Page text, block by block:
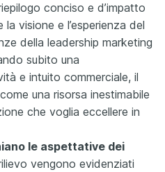
conciso e d’impatto
visione e l’esperienza del
della leadership marketing
subito una
e intuito commerciale, il
una risorsa inestimabile
che voglia eccellere in
le aspettative dei
vengono evidenziati